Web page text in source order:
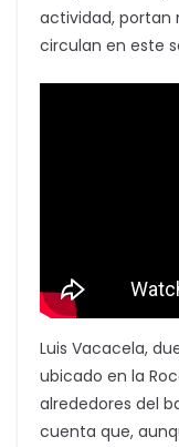
actividad, portan
circulan en este
Luis Vacacela,
ubicado en la
alrededores del
cuenta que,